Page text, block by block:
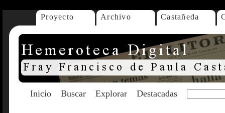
Proyecto Archivo Castañeda
Inicio Buscar Explorar Destacadas